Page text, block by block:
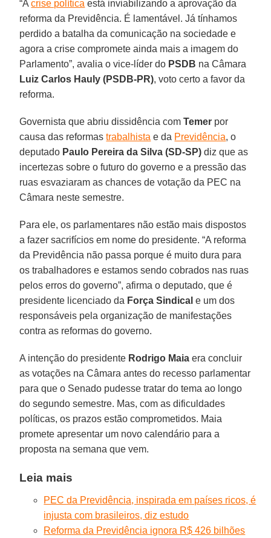
“Acrise política está inviabilizando a aprovação da
reforma da Previdência. É lamentável. Já tínhamos
perdido a batalha da comunicação na sociedade e
agora a crise compromete ainda mais a imagem do
Parlamento”, avalia o vice-líder do PSDB na Câmara
Luiz Carlos Hauly (PSDB-PR), voto certo a favor da
reforma.
Governista que abriu dissidência comTemer por
causa das reformastrabalhista e da Previdência, o
deputado Paulo Pereira da Silva (SD-SP) diz que as
incertezas sobre o futuro do governo e a pressão das
ruas esvaziaram as chances de votação da PEC na
Câmara neste semestre.
Para ele, os parlamentares não estão mais dispostos
a fazer sacrifícios em nome do presidente. “A reforma
da Previdência não passa porque é muito dura para
os trabalhadores e estamos sendo cobrados nas ruas
pelos erros do governo”, afirma o deputado, que é
presidente licenciado da Força Sindical e um dos
responsáveis pela organização de manifestações
contra as reformas do governo.
A intenção do presidente Rodrigo Maia era concluir
as votações na Câmara antes do recesso parlamentar
para que o Senado pudesse tratar do tema ao longo
do segundo semestre. Mas, com as dificuldades
políticas, os prazos estão comprometidos. Maia
promete apresentar um novo calendário para a
proposta na semana que vem.
Leia mais
PEC da Previdência, inspirada em países ricos, é
injusta com brasileiros, diz estudo
Reforma da Previdência ignora R$ 426 bilhões